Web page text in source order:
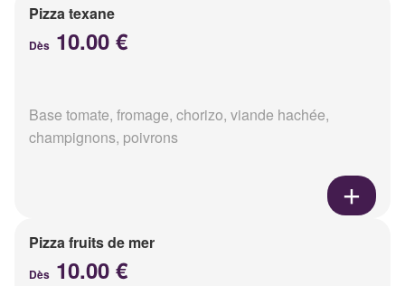
Pizza texane
Dès 10.00 €
Base tomate, fromage, chorizo, viande hachée,
champignons, poivrons
Pizza fruits de mer
Dès 10.00 €